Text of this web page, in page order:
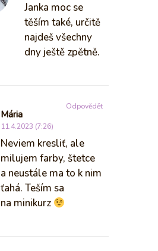
Janka moc se
těším také, určitě
najdeš všechny
dny ještě zpětně.
Mária
11.4.2023 (7:26)
Neviem kresliť, ale
milujem farby, štetce
a neustále ma to k nim
ťahá. Teším sa
na minikurz
Odpovědět